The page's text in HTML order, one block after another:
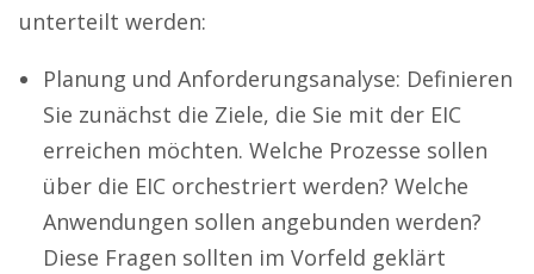
unterteilt werden:
Planung und Anforderungsanalyse: Definieren
Sie zunächst die Ziele, die Sie mit der EIC
erreichen möchten. Welche Prozesse sollen
über die EIC orchestriert werden? Welche
Anwendungen sollen angebunden werden?
Diese Fragen sollten im Vorfeld geklärt